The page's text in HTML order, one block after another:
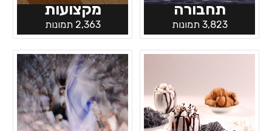
תחבורה
3,823 תמונות
מקצועות
2,363 תמונות